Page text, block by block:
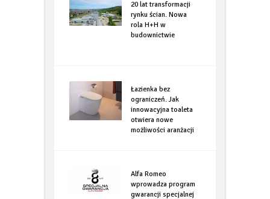
20 lat transformacji
rynku ścian. Nowa
rola H+H w
budownictwie
Łazienka bez
ograniczeń. Jak
innowacyjna toaleta
otwiera nowe
możliwości aranżacji
Alfa Romeo
wprowadza program
gwarancji specjalnej